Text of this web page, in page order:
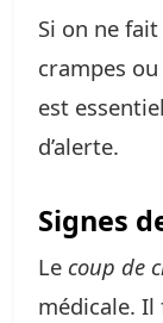
Si on ne
crampes
est
d’alerte.
Signes
Le coup de
médicale.